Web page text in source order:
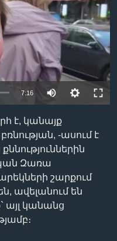
available
7:16
է, կանայք
-ասում է
Զառա
շարքում
ավելանում են
այլ կանանց